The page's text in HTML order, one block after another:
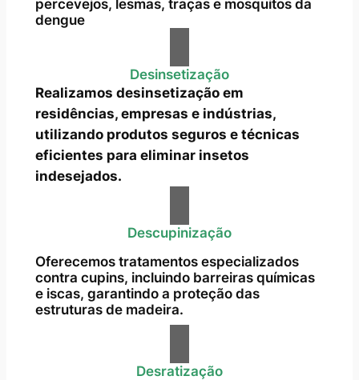
percevejos, lesmas, traças e mosquitos da
dengue
Desinsetização
Realizamos desinsetização em
residências, empresas e indústrias,
utilizando produtos seguros e técnicas
eficientes para eliminar insetos
indesejados.
Descupinização
Oferecemos tratamentos especializados
contra cupins, incluindo barreiras químicas
e iscas, garantindo a proteção das
estruturas de madeira.
Desratização